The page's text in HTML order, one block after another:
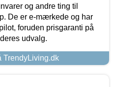
og andre ting til
De er e-mærkede og har
foruden prisgaranti på
udvalg.
TrendyLiving.dk